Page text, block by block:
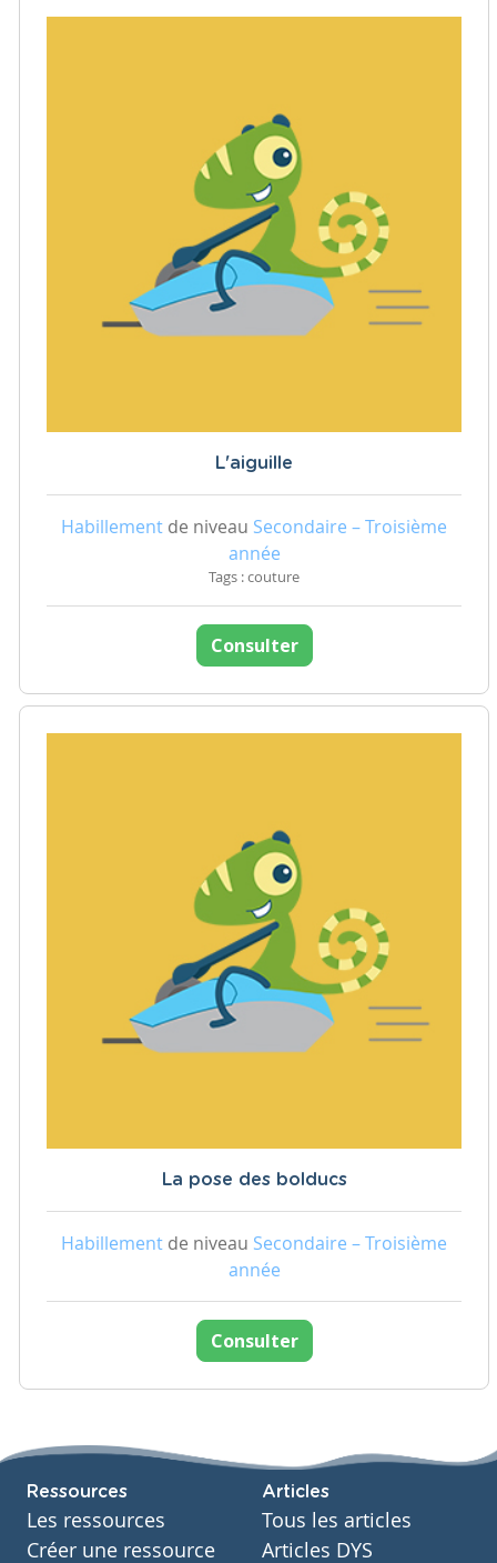
L'aiguille
Habillement de niveau Secondaire – Troisième
année
Tags : couture
Consulter
La pose des bolducs
Habillement de niveau Secondaire – Troisième
année
Consulter
Ressources
Les ressources
Créer une ressource
Articles
Tous les articles
Articles DYS